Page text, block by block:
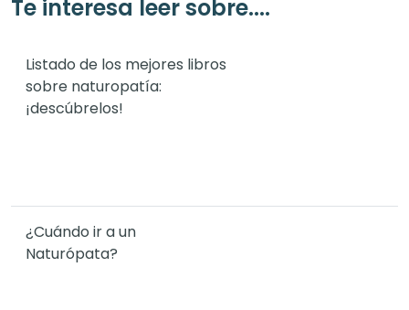
Te interesa leer sobre....
Listado de los mejores libros
sobre naturopatía:
¡descúbrelos!
¿Cuándo ir a un
Naturópata?